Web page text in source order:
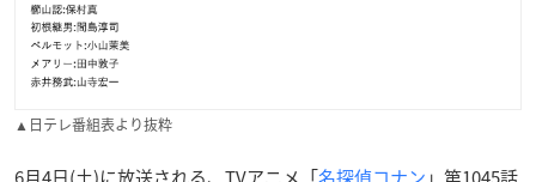
▲日テレ番組表より抜粋